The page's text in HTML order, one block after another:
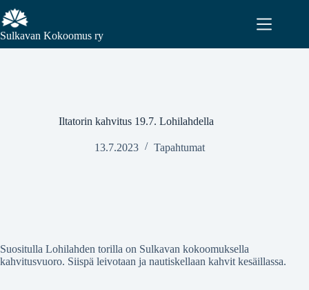
Sulkavan Kokoomus ry
Iltatorin kahvitus 19.7. Lohilahdella
13.7.2023 Tapahtumat
Suositulla Lohilahden torilla on Sulkavan kokoomuksella
kahvitusvuoro. Siispä leivotaan ja nautiskellaan kahvit kesäillassa.